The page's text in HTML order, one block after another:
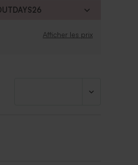
de cacao, arôme
(amandes)Afficher les prix